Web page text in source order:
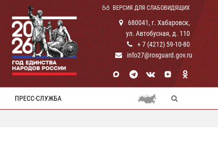
ВЕРСИЯ ДЛЯ СЛАБОВИДЯЩИХ
680041, г. Хабаровск,
ул. Автобусная, д. 110
+ 7 (4212) 59-10-80
info27@rosguard.gov.ru
ПРЕСС-СЛУЖБА